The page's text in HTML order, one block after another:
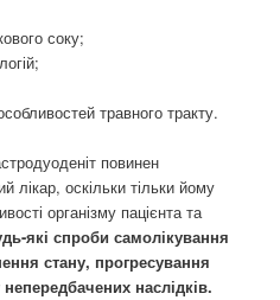
соку;
травного тракту.
повинен
лікар, оскільки тільки йому
організму пацієнта та
які спроби самолікування
стану, прогресування
наслідків.